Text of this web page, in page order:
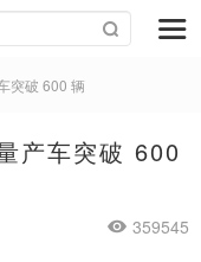
突破 600 辆
产车突破 600
359545